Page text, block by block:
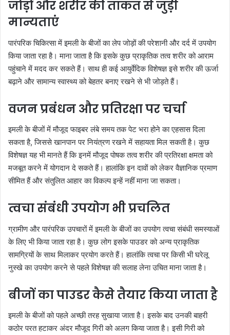
जोड़ों और शरीर की ताकत से जुड़ी
मान्यताएं
पारंपरिक चिकित्सा में इमली के बीजों का लेप जोड़ों की परेशानी और दर्द में उपयोग
किया जाता रहा है। माना जाता है कि इसके कुछ प्राकृतिक तत्व शरीर को आराम
पहुंचाने में मदद कर सकते हैं। साथ ही कई आयुर्वेदिक विशेषज्ञ इसे शरीर की ऊर्जा
बढ़ाने और सामान्य स्वास्थ्य को बेहतर बनाए रखने से भी जोड़ते हैं।
वजन प्रबंधन और प्रतिरक्षा पर चर्चा
इमली के बीजों में मौजूद फाइबर लंबे समय तक पेट भरा होने का एहसास दिला
सकता है, जिससे खानपान पर नियंत्रण रखने में सहायता मिल सकती है। कुछ
विशेषज्ञ यह भी मानते हैं कि इनमें मौजूद पोषक तत्व शरीर की प्रतिरक्षा क्षमता को
मजबूत करने में योगदान दे सकते हैं। हालांकि इन दावों को लेकर वैज्ञानिक प्रमाण
सीमित हैं और संतुलित आहार का विकल्प इन्हें नहीं माना जा सकता।
त्वचा संबंधी उपयोग भी प्रचलित
ग्रामीण और पारंपरिक उपचारों में इमली के बीजों का उपयोग त्वचा संबंधी समस्याओं
के लिए भी किया जाता रहा है। कुछ लोग इसके पाउडर को अन्य प्राकृतिक
सामग्रियों के साथ मिलाकर प्रयोग करते हैं। हालांकि त्वचा पर किसी भी घरेलू
नुस्खे का उपयोग करने से पहले विशेषज्ञ की सलाह लेना उचित माना जाता है।
बीजों का पाउडर कैसे तैयार किया जाता है
इमली के बीजों को पहले अच्छी तरह सुखाया जाता है। इसके बाद उनकी बाहरी
कठोर परत हटाकर अंदर मौजूद गिरी को अलग किया जाता है। इसी गिरी को